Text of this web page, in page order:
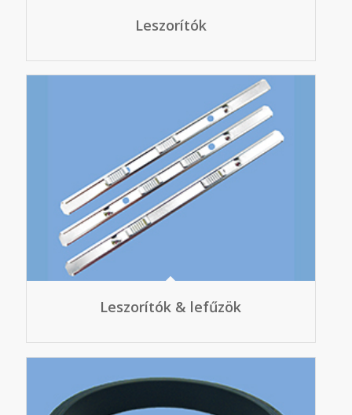
Leszorítók
Leszorítók & lefűzök